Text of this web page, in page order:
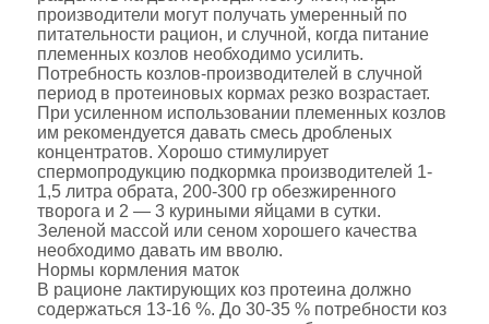
производители могут получать умеренный по
питательности рацион, и случной, когда питание
племенных козлов необходимо усилить.
Потребность козлов-производителей в случной
период в протеиновых кормах резко возрастает.
При усиленном использовании племенных козлов
им рекомендуется давать смесь дробленых
концентратов. Хорошо стимулирует
спермопродукцию подкормка производителей 1-
1,5 литра обрата, 200-300 гр обезжиренного
творога и 2 — 3 куриными яйцами в сутки.
Зеленой массой или сеном хорошего качества
необходимо давать им вволю.
Нормы кормления маток
В рационе лактирующих коз протеина должно
содержаться 13-16 %. До 30-35 % потребности коз